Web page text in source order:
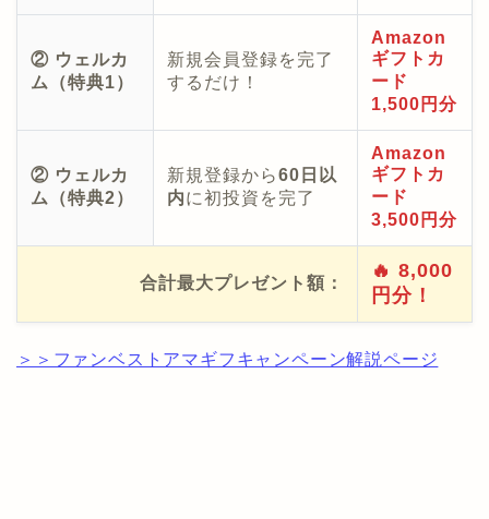
② ウェルカ
ム（特典1）
新規会員登録を完了
するだけ！
Amazon
ギフトカ
ード
1,500円分
② ウェルカ
ム（特典2）
新規登録から60日以
内に初投資を完了
Amazon
ギフトカ
ード
3,500円分
合計最大プレゼント額：
🔥 8,000
円分！
＞＞ファンベストアマギフキャンペーン解説ページ